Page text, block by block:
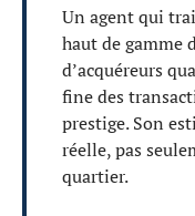
Un agent qui
haut de gamme
d’acquéreurs
fine des
prestige. Son
réelle, pas
quartier.